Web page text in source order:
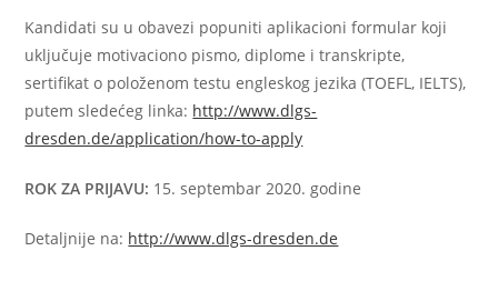
Kandidati su u obavezi popuniti aplikacioni formular koji
uključuje motivaciono pismo, diplome i transkripte,
sertifikat o položenom testu engleskog jezika (TOEFL, IELTS),
putem sledećeg linka: http://www.dlgs-
dresden.de/application/how-to-apply
ROK ZA PRIJAVU: 15. septembar 2020. godine
Detaljnije na: http://www.dlgs-dresden.de